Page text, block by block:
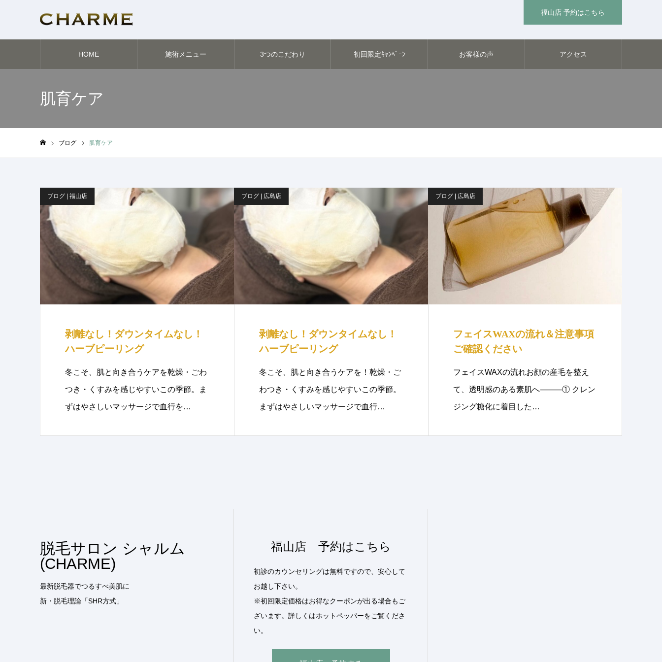
福山店 予約はこちら
HOME 施術メニュー 3つのこだわり 初回限定ｷｬﾝﾍﾟｰﾝ お客様の声 アクセス
肌育ケア
ブログ 肌育ケア
ブログ | 福山店
剥離なし！ダウンタイムなし！
ハーブピーリング
冬こそ、肌と向き合うケアを乾燥・ごわ
つき・くすみを感じやすいこの季節。ま
ずはやさしいマッサージで血行を…
ブログ | 広島店
剥離なし！ダウンタイムなし！
ハーブピーリング
冬こそ、肌と向き合うケアを！乾燥・ご
わつき・くすみを感じやすいこの季節。
まずはやさしいマッサージで血行…
ブログ | 広島店
フェイスWAXの流れ＆注意事項
ご確認ください
フェイスWAXの流れお顔の産毛を整え
て、透明感のある素肌へ⸻① クレン
ジング糖化に着目した…
脱毛サロン シャルム
(CHARME)
最新脱毛器でつるすべ美肌に
新・脱毛理論「SHR方式」
福山店 予約はこちら
初診のカウンセリングは無料ですので、安心して
お越し下さい。
※初回限定価格はお得なクーポンが出る場合もご
ざいます。詳しくはホットペッパーをご覧くださ
い。